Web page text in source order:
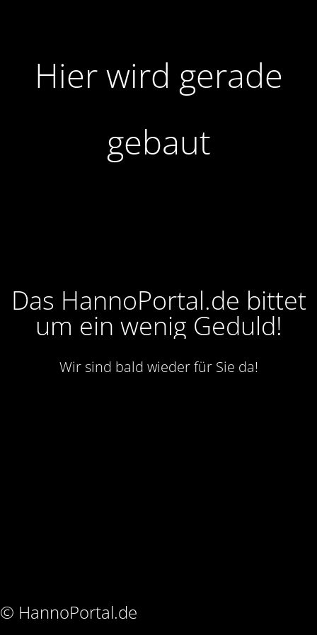
Hier wird gerade
gebaut
Das HannoPortal.de bittet
um ein wenig Geduld!
Wir sind bald wieder für Sie da!
© HannoPortal.de